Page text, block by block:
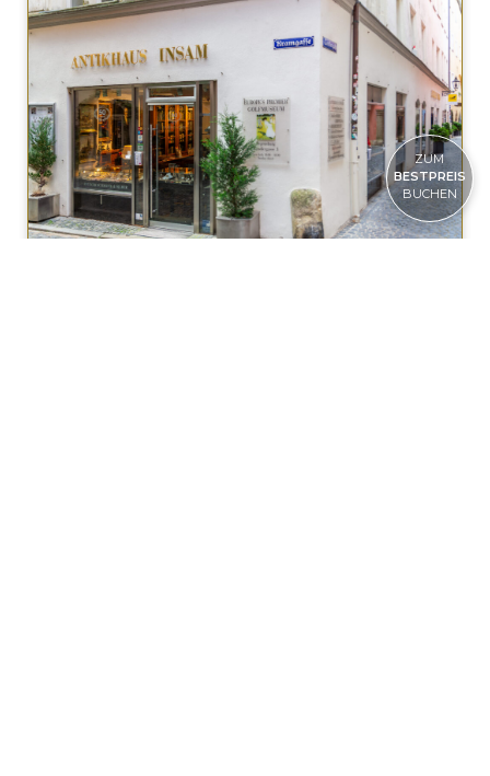
ZUM
BESTPREIS
BUCHEN